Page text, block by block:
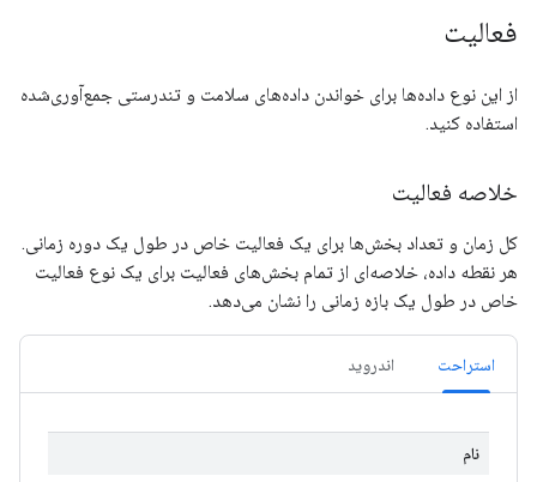
فعالیت
از این نوع داده‌ها برای خواندن داده‌های سلامت و تندرستی جمع‌آوری‌شده
استفاده کنید.
خلاصه فعالیت
کل زمان و تعداد بخش‌ها برای یک فعالیت خاص در طول یک دوره زمانی.
هر نقطه داده، خلاصه‌ای از تمام بخش‌های فعالیت برای یک نوع فعالیت
خاص در طول یک بازه زمانی را نشان می‌دهد.
استراحت اندروید
نام